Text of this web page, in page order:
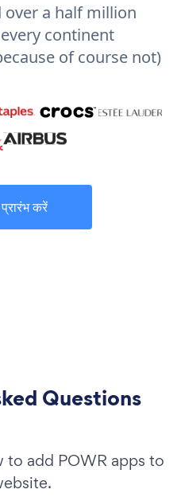
over a half million
continent
of course not)
करें
Questions
to add POWR apps to